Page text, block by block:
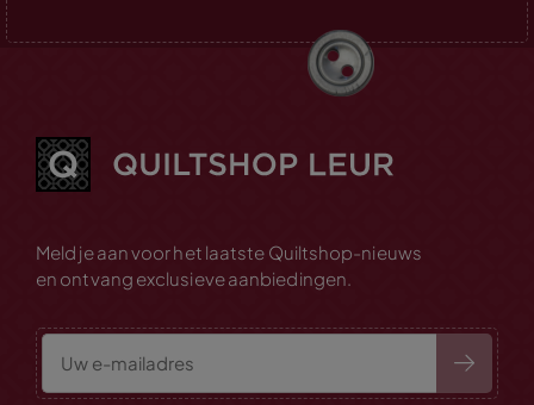
Meld je aan voor het laatste Quiltshop-nieuws
en ontvang exclusieve aanbiedingen.